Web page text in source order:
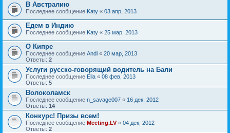
В Австралию
Последнее сообщение Katy « 03 апр, 2013
Едем в Индию
Последнее сообщение Katy « 25 мар, 2013
О Кипре
Последнее сообщение Andi « 20 мар, 2013
Ответы: 2
Услуги русско-говорящий водитель на Бали
Последнее сообщение Ella « 08 фев, 2013
Ответы: 5
Волоколамск
Последнее сообщение n_savage007 « 16 дек, 2012
Ответы: 14
Конкурс! Призы всем!
Последнее сообщение Meeting.LV« 04 дек, 2012
Ответы: 2